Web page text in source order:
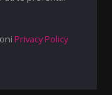
Privacy Policy